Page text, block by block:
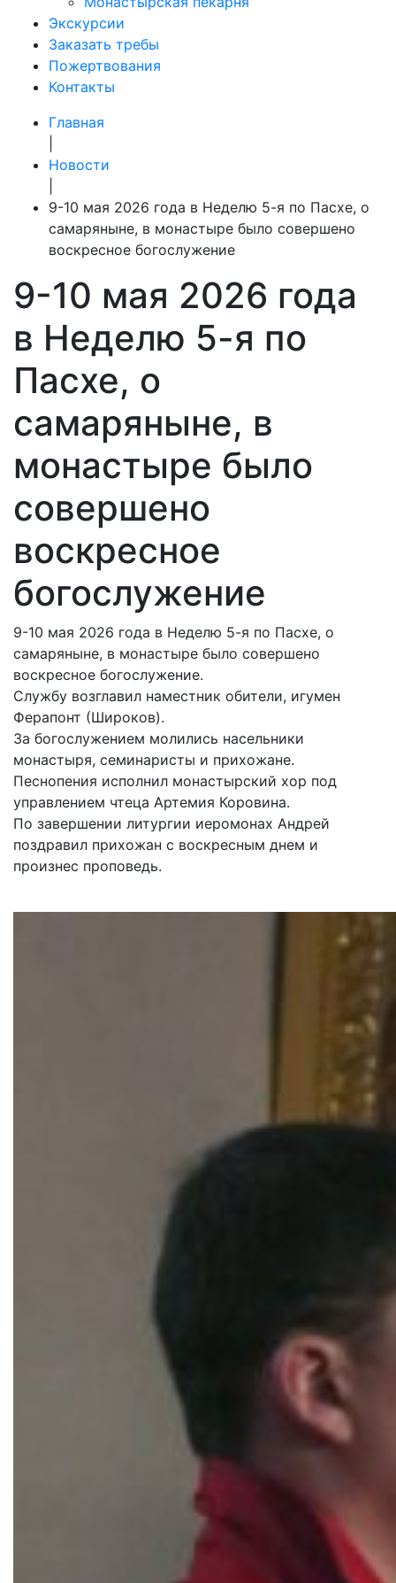
Экскурсии
Заказать требы
Пожертвования
Контакты
Главная
Новости
9-10 мая 2026 года в Неделю 5-я по Пасхе, о
самаряныне, в монастыре было совершено
воскресное богослужение
9-10 мая 2026 года
в Неделю 5-я по
Пасхе, о
самаряныне, в
монастыре было
совершено
воскресное
богослужение
9-10 мая 2026 года в Неделю 5-я по Пасхе, о
самаряныне, в монастыре было совершено
воскресное богослужение.
Службу возглавил наместник обители, игумен
Ферапонт (Широков).
За богослужением молились насельники
монастыря, семинаристы и прихожане.
Песнопения исполнил монастырский хор под
управлением чтеца Артемия Коровина.
По завершении литургии иеромонах Андрей
поздравил прихожан с воскресным днем и
произнес проповедь.